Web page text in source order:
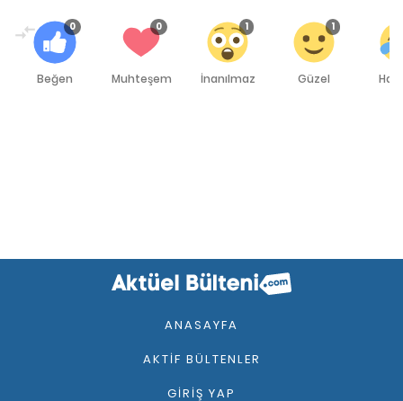
0
Beğen
0
Muhteşem
1
İnanılmaz
1
Güzel
ANASAYFA
AKTIF BÜLTENLER
GIRIŞ YAP